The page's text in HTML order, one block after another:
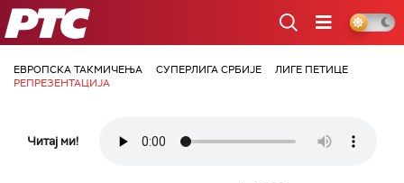
РТС
ЕВРОПСКА ТАКМИЧЕЊА СУПЕРЛИГА СРБИЈЕ
ЛИГЕ ПЕТИЦЕ
РЕПРЕЗЕНТАЦИЈА
Читај ми!